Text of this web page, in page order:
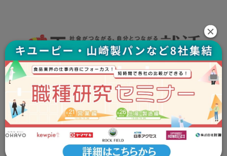
Tsunagaru就活事務局
お問い合わせ：info@tsunashu.com
プライバシーポリシー
cookie ポリシー
＼食品企業に特化した専門性の高い情報をお届け／ 就活イベン
ト、業界・企業研究、ES対策は全部つな就で！ 大手食品メーカー